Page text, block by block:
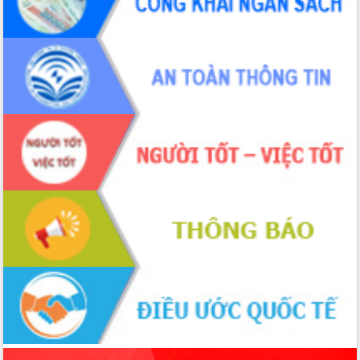
sầu riêng tại Đắk Lắk
Trình diễn nghệ thuật chế biến các
món ăn từ sầu riêng
Đắk Lắk công bố Quy hoạch và xúc
tiến đầu tư tỉnh
Ngành cá ngừ Đắk Lắk chủ động thích
ứng để giữ vững thị trường xuất khẩu
Diễn đàn Kinh tế tư nhân Việt Nam đột
phá cơ chế - Hợp tác công tư
Đề án 06 tạo bước ngoặt đột phá trong
cải cách hành chính tỉnh Đắk Lắk
Kết nối tour, đẩy mạnh chuyển đổi số
để phát triển du lịch Đắk Lắk
Khởi động Dự án Đầu tư xây dựng hạ
tầng kỹ thuật Cụm công nghiệp Tân
Gặp mặt các cơ quan báo chí nhân Kỷ
niệm 101 năm Ngày Báo chí Cách
mạng Việt Nam
Đắk Lắk sơ kết 4 năm triển khai thực